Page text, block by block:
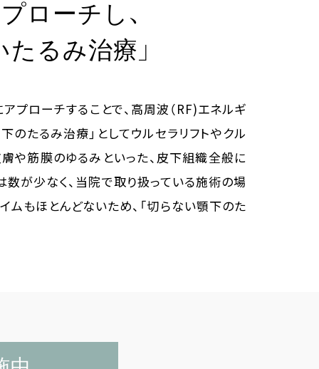
ローチし、
るみ治療」
プローチすることで、高周波（RF)エネルギ
たるみ治療」としてウルセラリフトやクル
や筋膜のゆるみといった、皮下組織全般に
が少なく、当院で取り扱っている施術の場
もほとんどないため、「切らない顎下のた